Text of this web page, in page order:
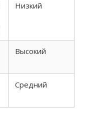
Низкий
Высокий
Средний